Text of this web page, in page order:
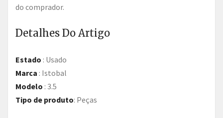
do comprador.
Detalhes Do Artigo
Estado : Usado
Marca : Istobal
Modelo : 3.5
Tipo de produto: Peças